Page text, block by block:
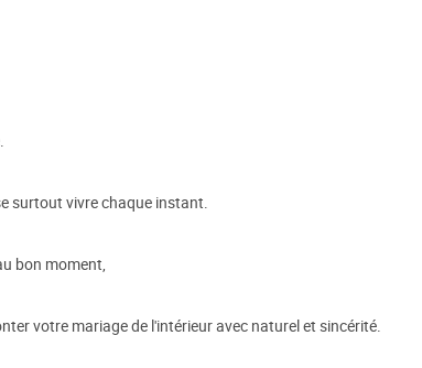
surtout vivre chaque instant.
bon moment,
votre mariage de l'intérieur avec naturel et sincérité.